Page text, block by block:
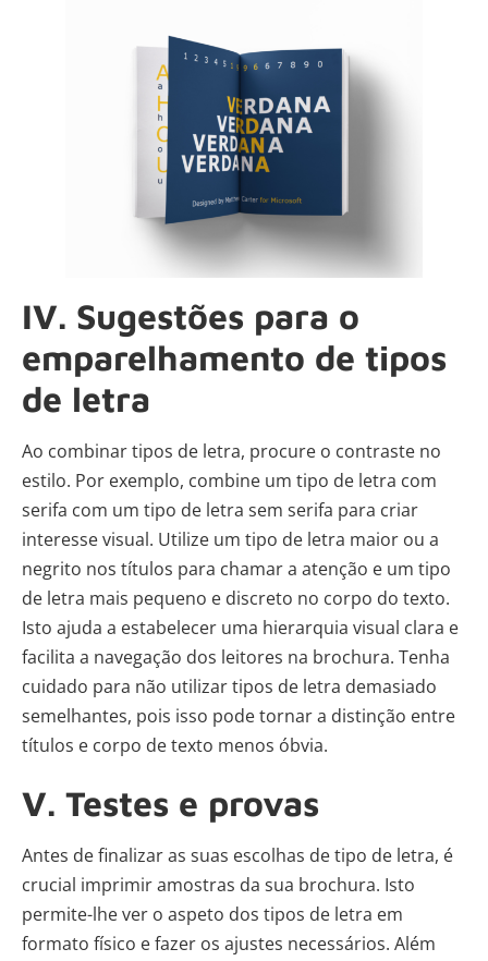
IV. Sugestões para o
emparelhamento de tipos
de letra
Ao combinar tipos de letra, procure o contraste no
estilo. Por exemplo, combine um tipo de letra com
serifa com um tipo de letra sem serifa para criar
interesse visual. Utilize um tipo de letra maior ou a
negrito nos títulos para chamar a atenção e um tipo
de letra mais pequeno e discreto no corpo do texto.
Isto ajuda a estabelecer uma hierarquia visual clara e
facilita a navegação dos leitores na brochura. Tenha
cuidado para não utilizar tipos de letra demasiado
semelhantes, pois isso pode tornar a distinção entre
títulos e corpo de texto menos óbvia.
V. Testes e provas
Antes de finalizar as suas escolhas de tipo de letra, é
crucial imprimir amostras da sua brochura. Isto
permite-lhe ver o aspeto dos tipos de letra em
formato físico e fazer os ajustes necessários. Além